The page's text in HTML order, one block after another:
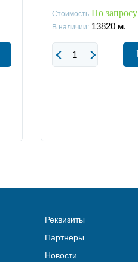
СтоимостьПо запросу
В наличии:13820 м.
Реквизиты
Партнеры
Новости